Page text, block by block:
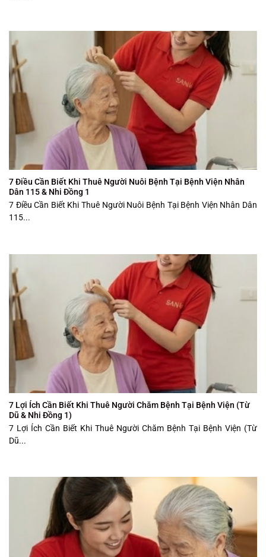
7 Điều Cần Biết Khi Thuê Người Nuôi Bệnh Tại Bệnh Viện Nhân
Dân 115 & Nhi Đồng 1
7 Điều Cần Biết Khi Thuê Người Nuôi Bệnh Tại Bệnh Viện Nhân Dân
115...
7 Lợi Ích Cần Biết Khi Thuê Người Chăm Bệnh Tại Bệnh Viện (Từ
Dũ & Nhi Đồng 1)
7 Lợi Ích Cần Biết Khi Thuê Người Chăm Bệnh Tại Bệnh Viện (Từ
Dũ...